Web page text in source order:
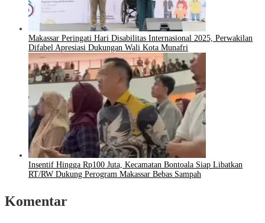
Makassar Peringati Hari Disabilitas Internasional 2025, Perwakilan
Difabel Apresiasi Dukungan Wali Kota Munafri
Insentif Hingga Rp100 Juta, Kecamatan Bontoala Siap Libatkan
RT/RW Dukung Perogram Makassar Bebas Sampah
Komentar